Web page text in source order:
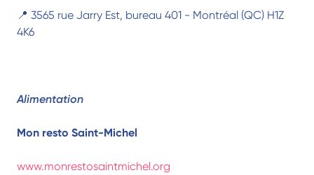
📍 3565 rue Jarry Est, bureau 401 - Montréal (QC) H1Z
4K6
Alimentation
Mon resto Saint-Michel
www.monrestosaintmichel.org